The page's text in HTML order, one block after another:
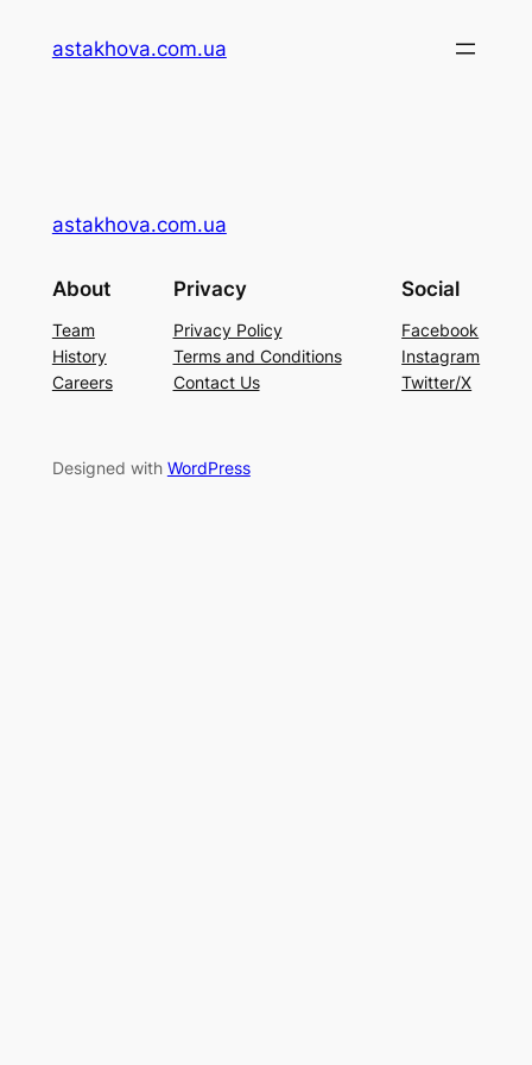
astakhova.com.ua
astakhova.com.ua
About
Team
History
Careers
Privacy
Privacy Policy
Terms and Conditions
Contact Us
Social
Facebook
Instagram
Twitter/X
Designed with WordPress